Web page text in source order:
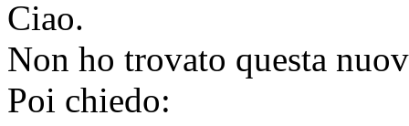
Ciao.
Non ho trovato questa
Poi chiedo: